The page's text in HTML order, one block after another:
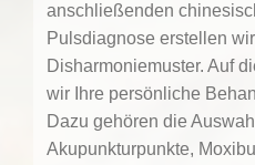
anschließenden
Pulsdiagnose erstellen
Disharmoniemuster. Auf
wir Ihre persönliche
Dazu gehören die
Akupunkturpunkte,